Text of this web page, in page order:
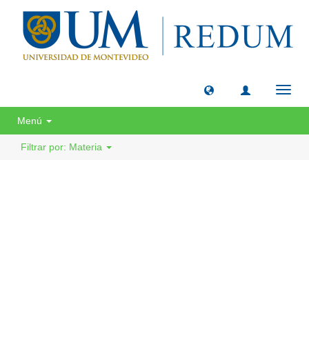
Menú
Filtrar por: Materia